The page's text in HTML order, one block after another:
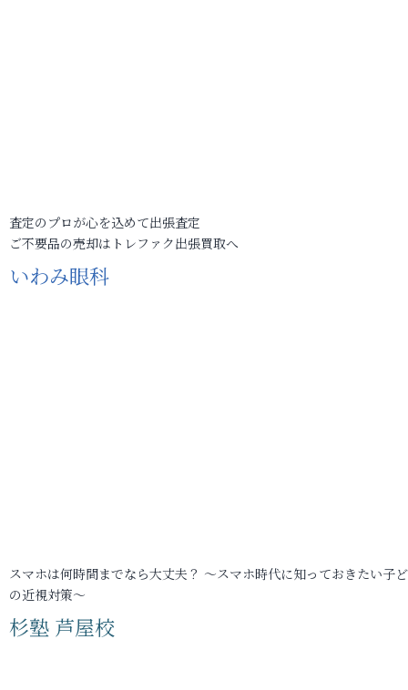
査定のプロが心を込めて出張査定
ご不要品の売却はトレファク出張買取へ
いわみ眼科
スマホは何時間までなら大丈夫？ ～スマホ時代に知っておきたい子
の近視対策～
杉塾 芦屋校